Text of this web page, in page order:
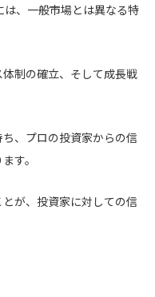
は、一般市場とは異なる特
制の確立、そして成長戦
、プロの投資家からの信
す。
が、投資家に対しての信